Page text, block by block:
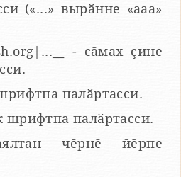
(«...» вырӑнне «ааа»
- сӑмах ҫине
палӑртасси.
шрифтпа палӑртасси.
чӗрнӗ йӗрпе